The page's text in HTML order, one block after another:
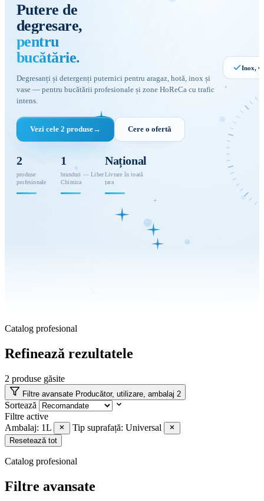
Putere de
degresare,
pentru
bucătărie.
Degresanți și detergenți puternici pentru aragaz, hotă, inox și
vase — pentru bucătării profesionale și zone HoReCa cu trafic
intens.
Vezi cele 2 produse→ Cere o ofertă
2
produse
profesionale
1
branduri — Liber
Chimica
Național
Livrare în toată
țara
Inox,
Catalog profesional
Refinează rezultatele
2 produse găsite
Filtre avansate Producător, utilizare, ambalaj 2
Sortează
Filtre active
Ambalaj: 1L
Tip suprafață: Universal
Resetează tot
Catalog profesional
Filtre avansate